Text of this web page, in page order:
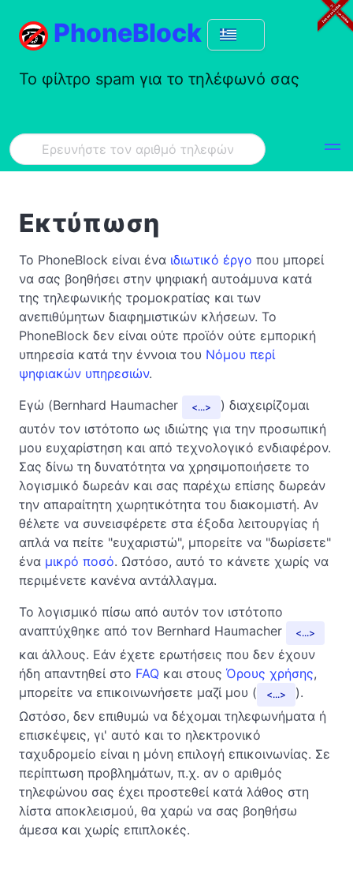
PhoneBlock
Το φίλτρο spam για το τηλέφωνό σας
Εκτύπωση
Το PhoneBlock είναι ένα ιδιωτικό έργο που μπορεί
να σας βοηθήσει στην ψηφιακή αυτοάμυνα κατά
της τηλεφωνικής τρομοκρατίας και των
ανεπιθύμητων διαφημιστικών κλήσεων. Το
PhoneBlock δεν είναι ούτε προϊόν ούτε εμπορική
υπηρεσία κατά την έννοια του Νόμου περί
ψηφιακών υπηρεσιών.
Εγώ (Bernhard Haumacher
...
) διαχειρίζομαι
αυτόν τον ιστότοπο ως ιδιώτης για την προσωπική
μου ευχαρίστηση και από τεχνολογικό ενδιαφέρον.
Σας δίνω τη δυνατότητα να χρησιμοποιήσετε το
λογισμικό δωρεάν και σας παρέχω επίσης δωρεάν
την απαραίτητη χωρητικότητα του διακομιστή. Αν
θέλετε να συνεισφέρετε στα έξοδα λειτουργίας ή
απλά να πείτε "ευχαριστώ", μπορείτε να "δωρίσετε"
ένα μικρό ποσό. Ωστόσο, αυτό το κάνετε χωρίς να
περιμένετε κανένα αντάλλαγμα.
Το λογισμικό πίσω από αυτόν τον ιστότοπο
αναπτύχθηκε από τον Bernhard Haumacher
...
και άλλους. Εάν έχετε ερωτήσεις που δεν έχουν
ήδη απαντηθεί στο FAQ και στους Όρους χρήσης,
μπορείτε να επικοινωνήσετε μαζί μου (
...
).
Ωστόσο, δεν επιθυμώ να δέχομαι τηλεφωνήματα ή
επισκέψεις, γι' αυτό και το ηλεκτρονικό
ταχυδρομείο είναι η μόνη επιλογή επικοινωνίας. Σε
περίπτωση προβλημάτων, π.χ. αν ο αριθμός
τηλεφώνου σας έχει προστεθεί κατά λάθος στη
λίστα αποκλεισμού, θα χαρώ να σας βοηθήσω
άμεσα και χωρίς επιπλοκές.